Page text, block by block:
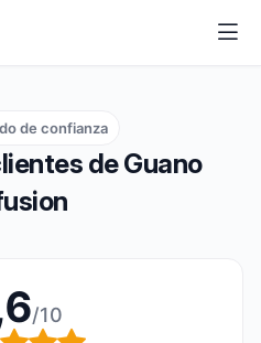
de Guano
de confianza
/10